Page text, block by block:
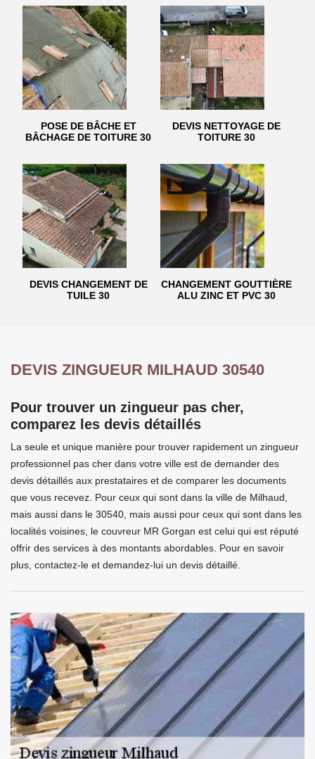
POSE DE BÂCHE ET
BÂCHAGE DE TOITURE 30
DEVIS NETTOYAGE DE
TOITURE 30
DEVIS CHANGEMENT DE
TUILE 30
CHANGEMENT GOUTTIÈRE
ALU ZINC ET PVC 30
DEVIS ZINGUEUR MILHAUD 30540
Pour trouver un zingueur pas cher,
comparez les devis détaillés
La seule et unique manière pour trouver rapidement un zingueur
professionnel pas cher dans votre ville est de demander des
devis détaillés aux prestataires et de comparer les documents
que vous recevez. Pour ceux qui sont dans la ville de Milhaud,
mais aussi dans le 30540, mais aussi pour ceux qui sont dans les
localités voisines, le couvreur MR Gorgan est celui qui est réputé
offrir des services à des montants abordables. Pour en savoir
plus, contactez-le et demandez-lui un devis détaillé.